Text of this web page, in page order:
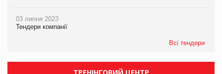
03 липня 2023
Тендери компанії
Всі тендери
ТРЕНІНГОВИЙ ЦЕНТР